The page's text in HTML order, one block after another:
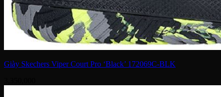
Giày Skechers Viper Court Pro ‘Black’ 172069C-BLK